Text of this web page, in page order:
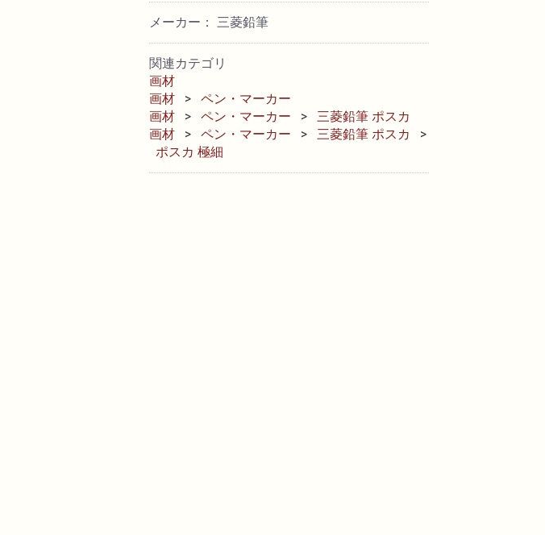
メーカー： 三菱鉛筆
関連カテゴリ
画材
画材
ペン・マーカー
画材
ペン・マーカー
三菱鉛筆 ポスカ
画材
ペン・マーカー
三菱鉛筆 ポスカ
ポスカ 極細